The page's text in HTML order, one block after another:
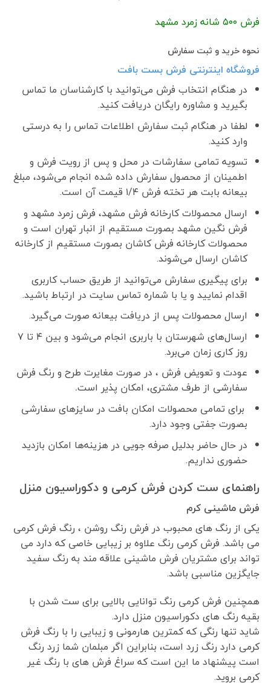
فرش ۵٠٠ شانه زمرد مشهد
نحوه خرید و ثبت سفارش
فروشگاه اینترنتی فرش بست بافت
در هنگام انتخاب فرش می‌توانید با کارشناسان ما تماس
بگیرید و مشاوره رایگان دریافت کنید.
لطفا در هنگام ثبت سفارش اطلاعات تماس را به درستی
وارد کنید.
تسویه تمامی سفارشات در محل و پس از رویت فرش و
اطمینان از محصول سفارش داده شده انجام می‌شود، مبلغ
بیعانه بابت هر تخته فرش ۱/۴ قیمت آن است.
ارسال محصولات کارخانه فرش مشهد، فرش زمرد مشهد و
فرش نگین مشهد بصورت مستقیم از انبار تهران است و
محصولات کارخانه فرش کاشان بصورت مستقیم از کارخانه
کاشان ارسال می‌شوند.
برای پیگیری سفارش می‌توانید از طریق حساب کاربری
اقدام نمایید و یا با شماره تماس سایت در ارتباط باشید.
ارسال محصولات پس از دریافت بیعانه صورت می‌گیرد.
ارسال‌های شهرستان با باربری انجام می‌شود و بین ۴ تا ۷
روز کاری زمان می‌برد.
عودت و تعویض فرش ، در صورت مغایرت طرح و رنگ فرش
سفارشی از طرف مشتری، امکان پذیر است.
برای تمامی محصولات امکان بافت در سایزهای سفارشی
بصورت جفتی وجود دارد.
در حال حاضر بدلیل صرفه جویی در هزینه‌ها امکان بازدید
حضوری نداریم.
راهنمای ست کردن فرش کرمی و دکوراسیون منزل
فرش ماشینی کرم
یکی از رنگ های محبوب در فرش رنگ روشن ، رنگ فرش کرمی
می باشد. فرش کرمی رنگ علاوه بر زیبایی خاصی که دارد می
تواند برای مشتریان فرش ماشینی علاقه مند به رنگ سفید
جایگزین مناسبی باشد.
همچنین فرش کرمی رنگ توانایی بالایی برای ست شدن با
بقیه رنگ های دکوراسیون منزل دارد.
شاید تنها رنگی که کمترین هارمونی و زیبایی را با رنگ فرش
کرمی دارد رنگ زرد است، بنابراین اگر مبلمان شما زرد رنگ
است پیشنهاد ما این است که سراغ فرش های با رنگ غیر
کرمی بروید.